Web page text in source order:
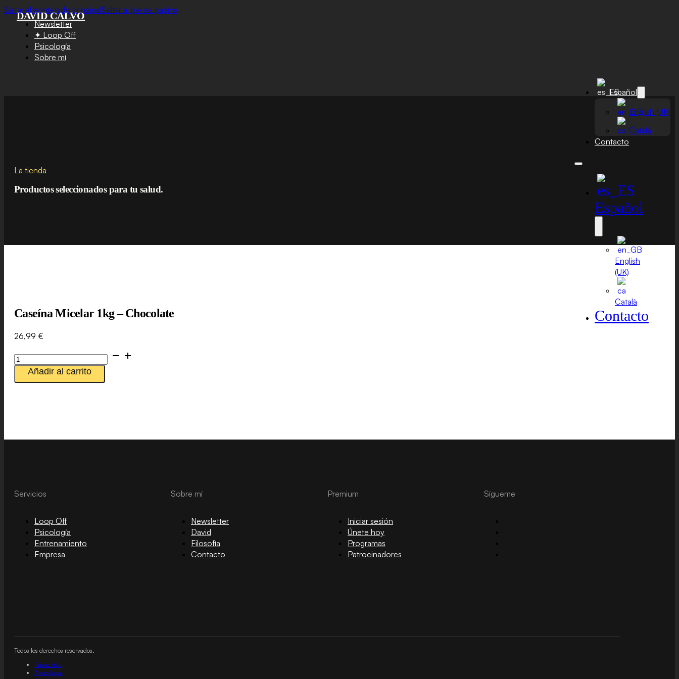
Saltar al contenido principalSaltar al pie de página
DAVID CALVO
Newsletter
✦ Loop Off
Psicología
Sobre mí
Español
English (UK)
Català
Contacto
Español
English
(UK)
Català
Contacto
La tienda
Productos seleccionados para tu salud.
Caseína Micelar 1kg – Chocolate
26,99 €
Caseína
Micelar
Añadir al carrito
Servicios
Loop Off
Psicología
Entrenamiento
Empresa
Sobre mí
Newsletter
David
Filosofía
Contacto
Premium
Iniciar sesión
Únete hoy
Programas
Patrocinadores
Sígueme
Todos los derechos reservados.
Privacidad
Aviso legal